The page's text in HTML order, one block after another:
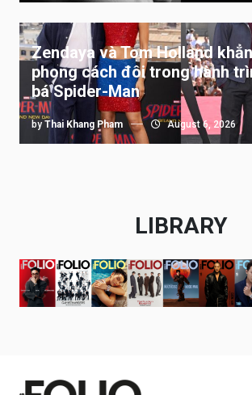
Zendaya và Tom Holland
phong cách đôi trong hành
bá Spider-Man
by Thai Khang Pham August 6, 2026
LIBRARY